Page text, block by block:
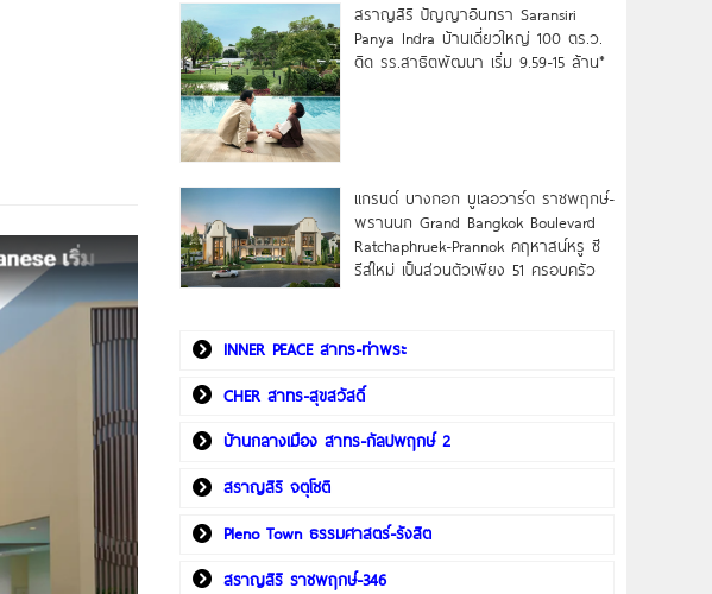
สราญสิริ ปัญญาอินทรา Saransiri
Panya Indra บ้านเดี่ยวใหญ่ 100 ตร.ว.
ดิด รร.สาธิตพัฒนา เริ่ม 9.59-15 ล้าน*
แกรนด์ บางกอก บูเลอวาร์ด ราชพฤกษ์-
พรานนก Grand Bangkok Boulevard
Ratchaphruek-Prannok คฤหาสน์หรู ซี
รีส์ใหม่ เป็นส่วนตัวเพียง 51 ครอบครัว
INNER PEACE สาทร-ท่าพระ
CHER สาทร-สุขสวัสดิ์
บ้านกลางเมือง สาทร-กัลปพฤกษ์ 2
สราญสิริ จตุโชติ
Pleno Town ธรรมศาสตร์-รังสิต
สราญสิริ ราชพฤกษ์-346